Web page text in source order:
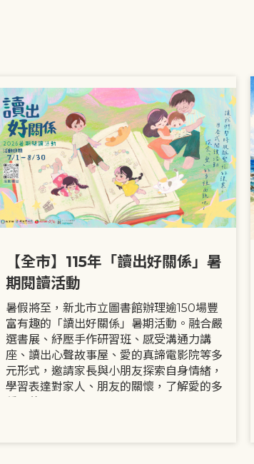
【全市】115年「讀出好關係」暑
期閱讀活動
暑假將至，新北市立圖書館辦理逾150場豐
富有趣的「讀出好關係」暑期活動。融合嚴
選書展、紓壓手作研習班、感受溝通力講
座、讀出心聲故事屋、愛的真諦電影院等多
元形式，邀請家長與小朋友探索自身情緒，
學習表達對家人、朋友的關懷，了解愛的多